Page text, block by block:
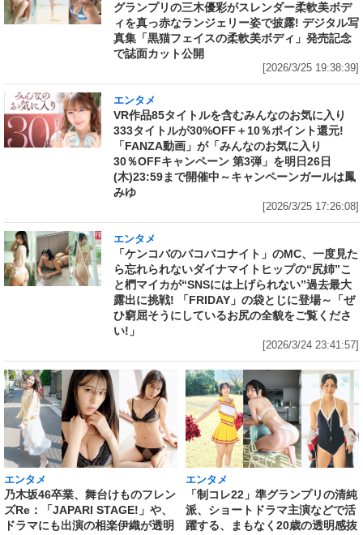
グランプリの三木優彩がスレンダー柔軟美ボデ
ィを真っ赤なランジェリー姿で披露! デジタル写
真集「黒猫フェイスの柔軟美ボディ」発売記念
で誌面カット公開
[2026/3/25 19:38:39]
エンタメ
VR作品85タイトルを含むみんなのお気に入り
333タイトルが30%OFF＋10％ポイント還元!
「FANZA動画」が「みんなのお気に入り
30％OFFキャンペーン 第3弾」を明日26日
(木)23:59まで開催中～キャンペーンガールは鳳
みゆ
[2026/3/25 17:26:08]
エンタメ
「ケンコバのバコバコナイト」のMC、一度見た
ら忘れられないダイナマイトヒップの“尻姉”こ
と椚マイカが“SNSには上げられない”過去最大
露出に挑戦! 「FRIDAY」の袋とじに登場～「ぜ
ひ窮屈そうにしているお尻の全貌をご覧くださ
い!」
[2026/3/24 23:41:57]
エンタメ
乃木坂46卒業、舞台けものフレン
ズRe：「JAPARI STAGE!」や、
ドラマにも出演の相楽伊織が透明
エンタメ
「制コレ22」準グランプリの清純
派、ショートドラマ主演などで活
躍する、まもなく20歳の透明感抜